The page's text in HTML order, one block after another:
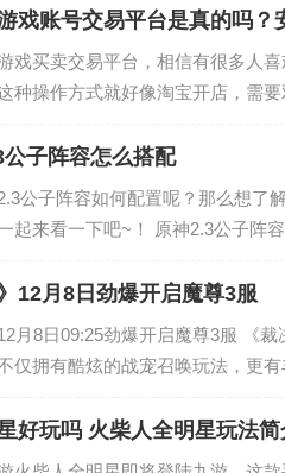
戏账号交易平台是真的吗？
戏买卖交易平台，相信有很多人
种操作方式就好像淘宝开店，需
戏账号交易平台去实施交易。…
公子阵容怎么搭配
公子阵容如何配置呢？那么想了
起来看一下吧~！ 原神2.3公子阵
顶替一下万叶的位…
12月8日劲爆开启魔尊3服
月8日09:25劲爆开启魔尊3服 《
仅拥有酷炫的战宠召唤玩法，更
明的时装随意搭配。超高爆率的
好玩吗 火柴人全明星玩法简